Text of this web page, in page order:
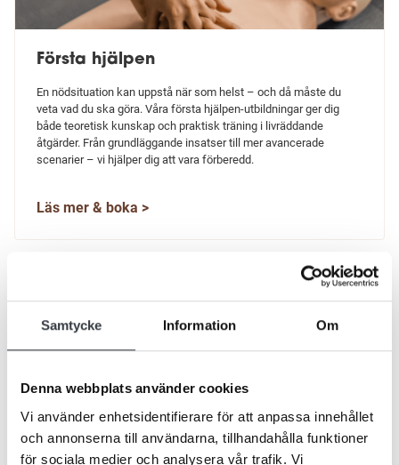
Samtycke Information Om
Denna webbplats använder cookies
Vi använder enhetsidentifierare för att anpassa innehållet
och annonserna till användarna, tillhandahålla funktioner
för sociala medier och analysera vår trafik. Vi
Första hjälpen
En nödsituation kan uppstå när som helst – och då måste du
veta vad du ska göra. Våra första hjälpen-utbildningar ger dig
både teoretisk kunskap och praktisk träning i livräddande
åtgärder. Från grundläggande insatser till mer avancerade
scenarier – vi hjälper dig att vara förberedd.
Läs mer & boka >